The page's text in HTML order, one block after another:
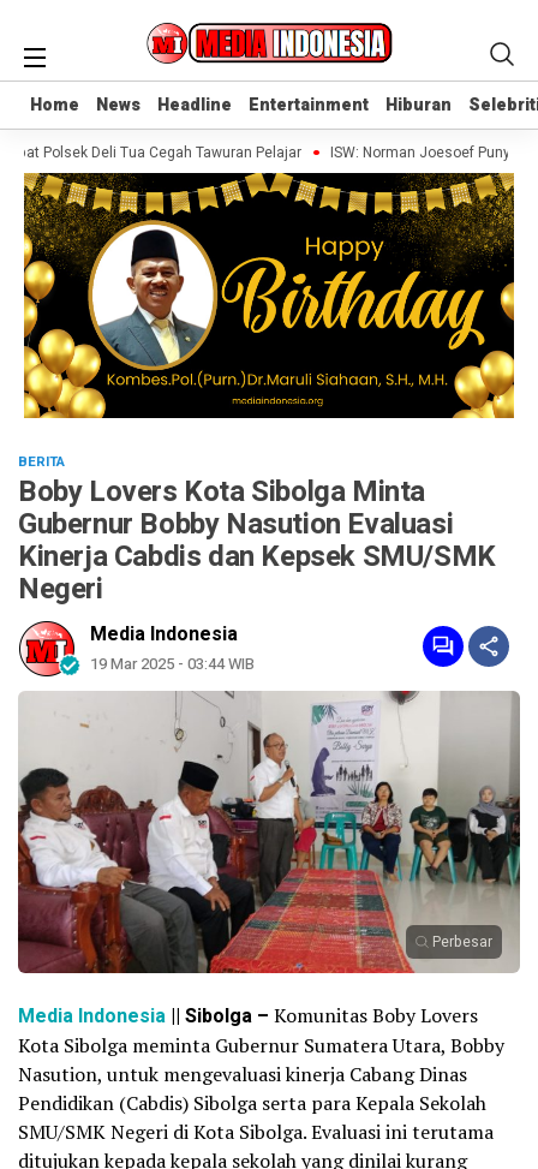
Home News Headline Entertainment Hiburan
Home News Headline Entertainment Hiburan
Polsek Deli Tua Cegah Tawuran Pelajar ISW: Norman Joesoef Punya
BERITA
Boby Lovers Kota Sibolga Minta
Gubernur Bobby Nasution Evaluasi
Kinerja Cabdis dan Kepsek SMU/SMK
Negeri
Media Indonesia
19 Mar 2025 - 03:44 WIB
Perbesar
Media Indonesia || Sibolga – Komunitas Boby Lovers
Kota Sibolga meminta Gubernur Sumatera Utara, Bobby
Nasution, untuk mengevaluasi kinerja Cabang Dinas
Pendidikan (Cabdis) Sibolga serta para Kepala Sekolah
SMU/SMK Negeri di Kota Sibolga. Evaluasi ini terutama
ditujukan kepada kepala sekolah yang dinilai kurang